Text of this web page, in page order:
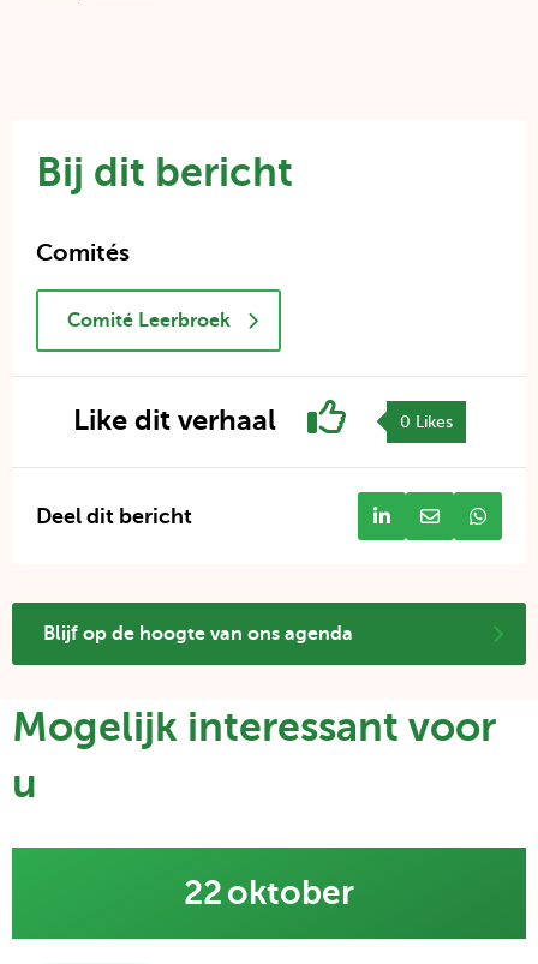
Bij dit bericht
Comités
Comité Leerbroek
Like dit verhaal
Klik
op
agenda
te
0 Likes
Deel dit bericht
Deel Deel
Deel
Blijf op de hoogte van ons agenda
Mogelijk interessant voor
u
22oktober